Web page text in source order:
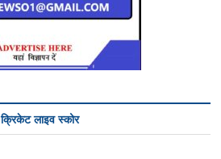
क्रिकेट लाइव स्कोर